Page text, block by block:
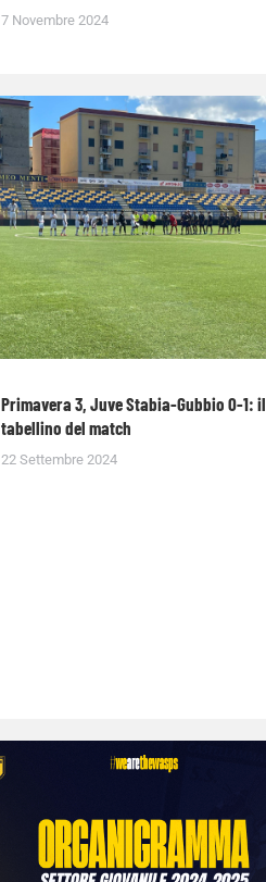
7 Novembre 2024
Primavera 3, Juve Stabia-Gubbio 0-1: il
tabellino del match
22 Settembre 2024